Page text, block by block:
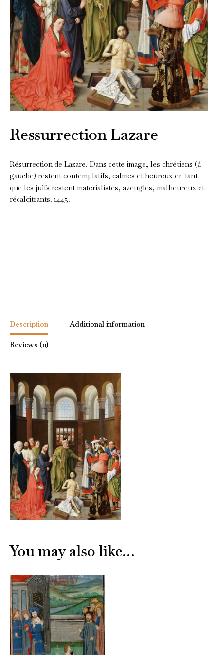
Ressurrection Lazare
Résurrection de Lazare. Dans cette image, les chrétiens (à
gauche) restent contemplatifs, calmes et heureux en tant
que les juifs restent matérialistes, aveugles, malheureux et
récalcitrants. 1445.
Description Additional information
Reviews (0)
You may also like…